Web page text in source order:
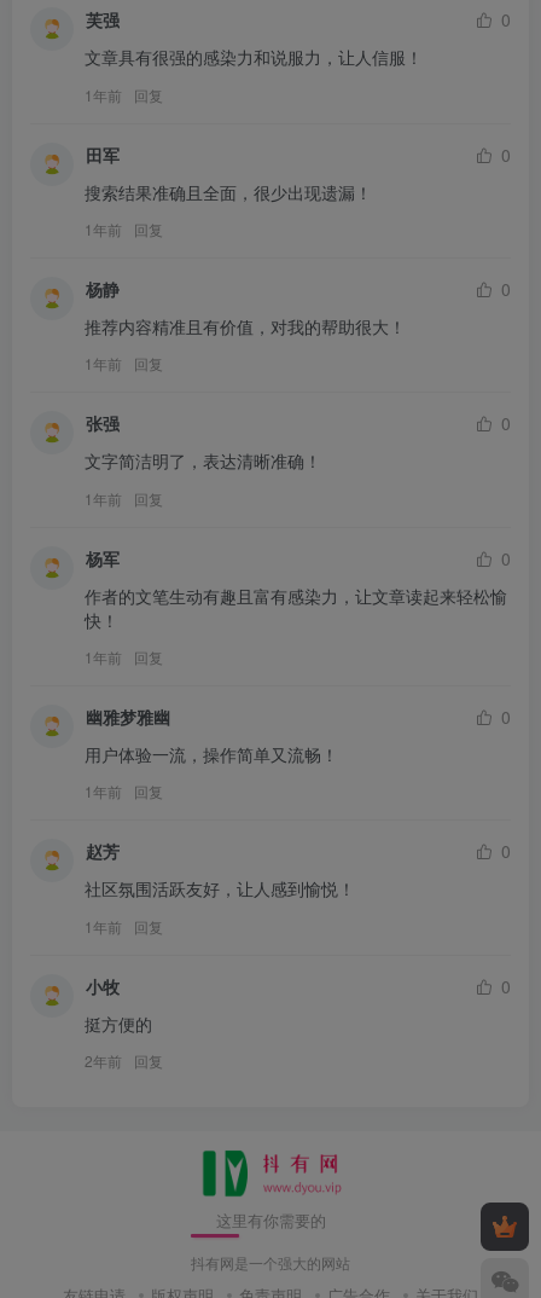
芙强
0
文章具有很强的感染力和说服力，让人信服！
1年前 回复
田军
0
搜索结果准确且全面，很少出现遗漏！
1年前 回复
杨静
0
推荐内容精准且有价值，对我的帮助很大！
1年前 回复
张强
0
文字简洁明了，表达清晰准确！
1年前 回复
杨军
0
作者的文笔生动有趣且富有感染力，让文章读起来轻松愉
快！
1年前 回复
幽雅梦雅幽
0
用户体验一流，操作简单又流畅！
1年前 回复
赵芳
0
社区氛围活跃友好，让人感到愉悦！
1年前 回复
小牧
0
挺方便的
2年前 回复
这里有你需要的
抖有网是一个强大的网站